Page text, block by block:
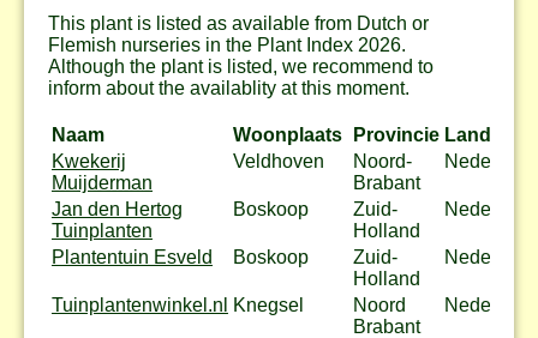
This plant is listed as available from Dutch or
Flemish nurseries in the Plant Index 2026.
Although the plant is listed, we recommend to
inform about the availablity at this moment.
Naam Woonplaats Provincie Land
Kwekerij
Muijderman
Veldhoven
Noord-
Brabant
Nederland
Jan den Hertog
Tuinplanten
Boskoop
Zuid-
Holland
Nederland
Plantentuin Esveld Boskoop
Zuid-
Holland
Nederland
Tuinplantenwinkel.nl Knegsel
Noord
Brabant
Nederland